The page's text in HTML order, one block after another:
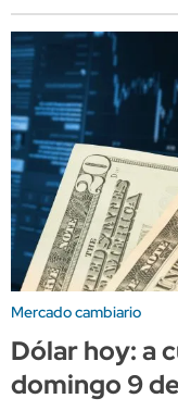
Mercado cambiario
Dólar hoy: a
domingo 9